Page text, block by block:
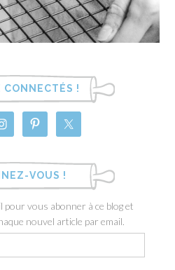
CONNECTÉS !
VOUS !
pour vous abonner à ce blog et
nouvel article par email.